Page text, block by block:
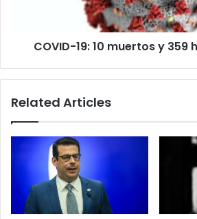
COVID-19: 10 muertos y
Related Articles